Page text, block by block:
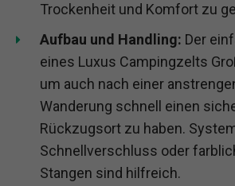
Trockenheit und Komfort zu
Aufbau und Handling: Der
eines Luxus Campingzelts
um auch nach einer
Wanderung schnell einen
Rückzugsort zu haben.
Schnellverschluss oder
Stangen sind hilfreich.